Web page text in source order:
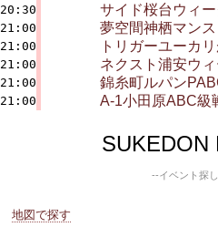
20:30 サイド桜台ウィ
21:00 夢空間神栖マン
21:00 トリガーユーカ
21:00 ネクスト浦安ウ
21:00 錦糸町ルパン
21:00 A-1小田原ABC級
SUKEDON
--イベント探
地図で探す